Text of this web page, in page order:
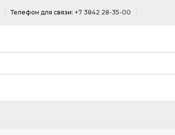
Телефон для связи: +7 3842 28-35-00